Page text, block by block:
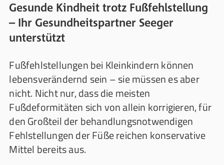
Gesunde Kindheit trotz Fußfehlstellung
– Ihr Gesundheitspartner Seeger
unterstützt
Fußfehlstellungen bei Kleinkindern können
lebensverändernd sein – sie müssen es aber
nicht. Nicht nur, dass die meisten
Fußdeformitäten sich von allein korrigieren, für
den Großteil der behandlungsnotwendigen
Fehlstellungen der Füße reichen konservative
Mittel bereits aus.